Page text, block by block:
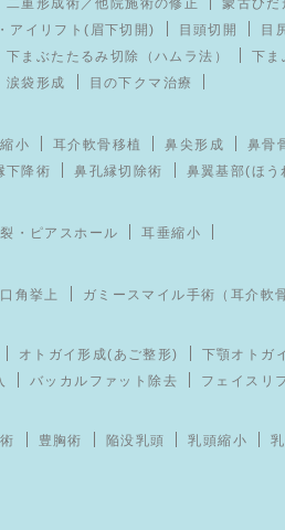
二重形成術／他院施術の修正
蒙古ひだ
アイリフト(眉下切開)
目頭切開
目
下まぶたたるみ切除（ハムラ法） 下ま
涙袋形成 目の下クマ治療
小 耳介軟骨移植 鼻尖形成 鼻骨
下降術 鼻孔縁切除術 鼻翼基部(ほう
・ピアスホール 耳垂縮小
口角挙上 ガミースマイル手術（耳介軟
オトガイ形成(あご整形) 下顎オトガ
バッカルファット除去 フェイスリ
豊胸術 陥没乳頭 乳頭縮小